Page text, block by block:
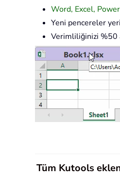
Word, Excel,
Yeni pencereler
Verimliliğinizi %50
Tüm Kutools